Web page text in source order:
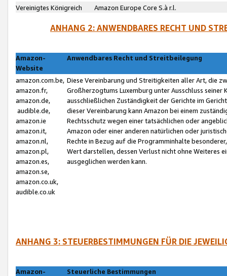
Vereinigtes Königreich
Amazon Europe Core S.à r.l.
ANHANG 2: ANWENDBARES RECHT UND
Amazon-
Website
Anwendbares Recht und Streitbeilegung
amazon.com.be,
amazon.fr,
amazon.de,
audible.de,
amazon.ie
amazon.it,
amazon.nl,
amazon.pl,
amazon.es,
amazon.se,
amazon.co.uk,
audible.co.uk
Diese Vereinbarung und Streitigkeiten aller Art, die
Großherzogtums Luxemburg unter Ausschluss
ausschließlichen Zuständigkeit der Gerichte im
dieser Vereinbarung kann Amazon bei einem
Rechtsschutz wegen einer tatsächlichen oder
Amazon oder einer anderen natürlichen oder
Rechte in Bezug auf die Programminhalte
Wert darstellen, dessen Verlust nicht ohne Weiteres
ausgeglichen werden kann.
ANHANG 3: STEUERBESTIMMUNGEN FÜR DIE
Amazon-
Steuerliche Bestimmungen